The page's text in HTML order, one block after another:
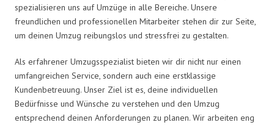
spezialisieren uns auf Umzüge in alle Bereiche. Unsere
freundlichen und professionellen Mitarbeiter stehen dir zur Seite,
um deinen Umzug reibungslos und stressfrei zu gestalten.
Als erfahrener Umzugsspezialist bieten wir dir nicht nur einen
umfangreichen Service, sondern auch eine erstklassige
Kundenbetreuung. Unser Ziel ist es, deine individuellen
Bedürfnisse und Wünsche zu verstehen und den Umzug
entsprechend deinen Anforderungen zu planen. Wir arbeiten eng